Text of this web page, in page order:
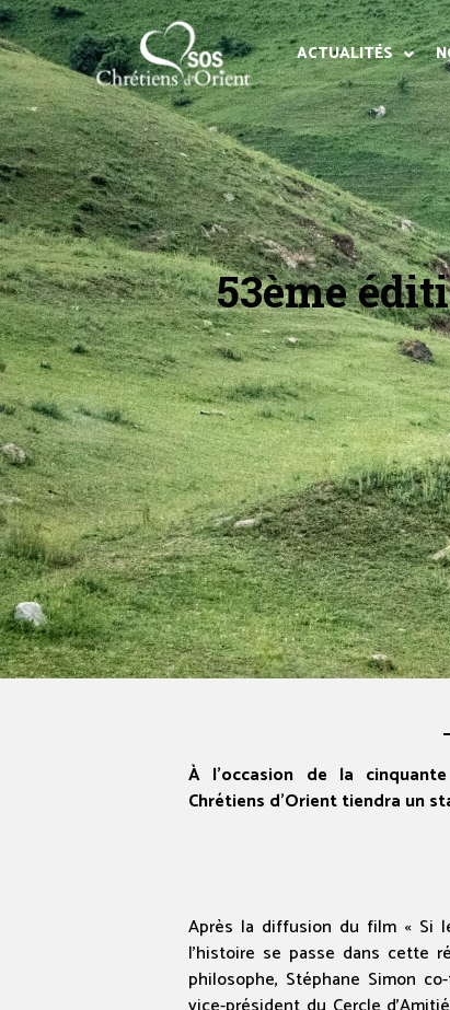
ACTUALITÉS
53ème
À l’occasion de la
Chrétiens d’Orient tiendra un
Après la diffusion du film « Si
l’histoire se passe dans cette
philosophe, Stéphane Simon